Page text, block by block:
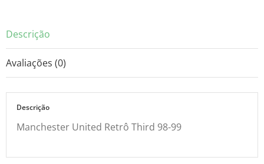
Descrição
Avaliações (0)
Descrição
Manchester United Retrô Third 98-99